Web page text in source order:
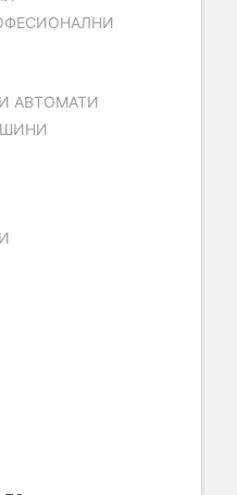
АВТОМАТИ